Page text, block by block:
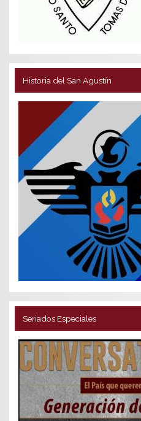
Historia del San Agustín
Seriados Especiales